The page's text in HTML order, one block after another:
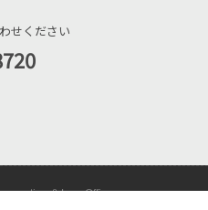
せください
& Law Office